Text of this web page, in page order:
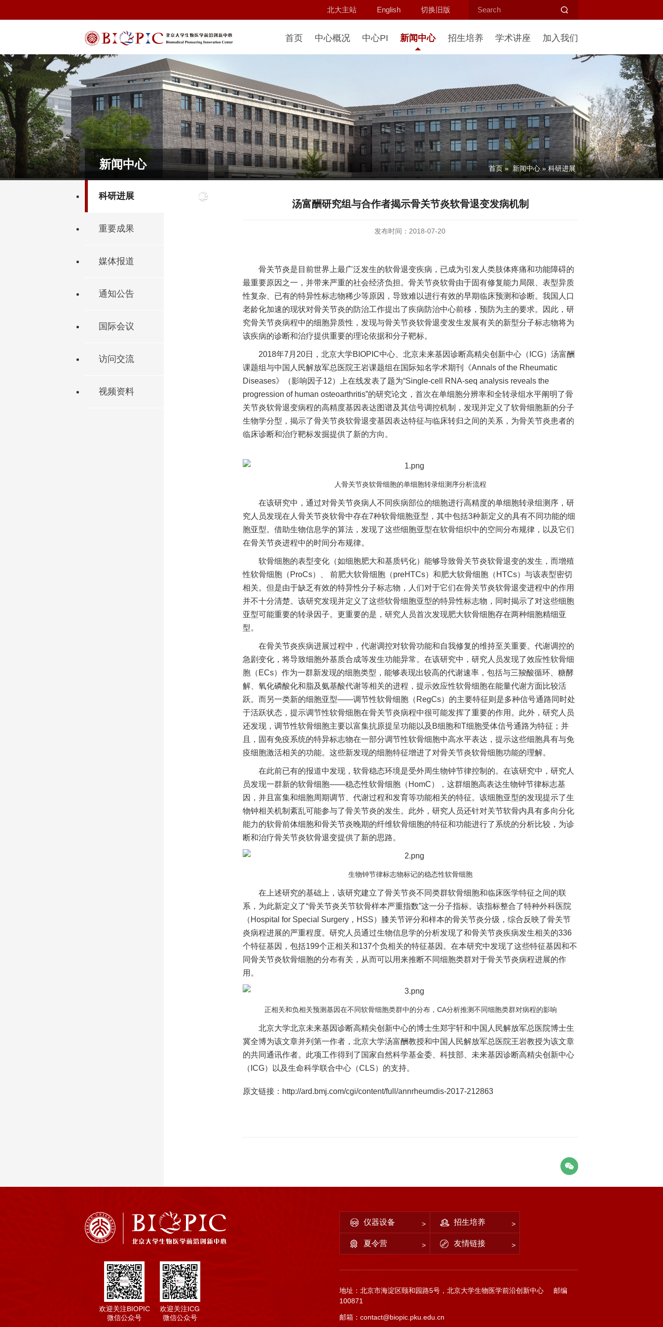
北大主站 English 切换旧版
首页 中心概况 中心PI 新闻中心 招生培养 学术讲座 加入我们
新闻中心
科研进展
重要成果
媒体报道
通知公告
国际会议
访问交流
视频资料
首页 » 新闻中心 » 科研进展
汤富酬研究组与合作者揭示骨关节炎软骨退变发病机制
发布时间：2018-07-20
骨关节炎是目前世界上最广泛发生的软骨退变疾病，已成为引发人类肢体疼痛和功能障碍的
最重要原因之一，并带来严重的社会经济负担。骨关节炎软骨由于固有修复能力局限、表型异质
性复杂、已有的特异性标志物稀少等原因，导致难以进行有效的早期临床预测和诊断。我国人口
老龄化加速的现状对骨关节炎的防治工作提出了疾病防治中心前移，预防为主的要求。因此，研
究骨关节炎病程中的细胞异质性，发现与骨关节炎软骨退变发生发展有关的新型分子标志物将为
该疾病的诊断和治疗提供重要的理论依据和分子靶标。
2018年7月20日，北京大学BIOPIC中心、北京未来基因诊断高精尖创新中心（ICG）汤富酬
课题组与中国人民解放军总医院王岩课题组在国际知名学术期刊《Annals of the Rheumatic
Diseases》（影响因子12）上在线发表了题为“Single-cell RNA-seq analysis reveals the
progression of human osteoarthritis”的研究论文，首次在单细胞分辨率和全转录组水平阐明了骨
关节炎软骨退变病程的高精度基因表达图谱及其信号调控机制，发现并定义了软骨细胞新的分子
生物学分型，揭示了骨关节炎软骨退变基因表达特征与临床转归之间的关系，为骨关节炎患者的
临床诊断和治疗靶标发掘提供了新的方向。
人骨关节炎软骨细胞的单细胞转录组测序分析流程
在该研究中，通过对骨关节炎病人不同疾病部位的细胞进行高精度的单细胞转录组测序，研
究人员发现在人骨关节炎软骨中存在7种软骨细胞亚型，其中包括3种新定义的具有不同功能的细
胞亚型。借助生物信息学的算法，发现了这些细胞亚型在软骨组织中的空间分布规律，以及它们
在骨关节炎进程中的时间分布规律。
软骨细胞的表型变化（如细胞肥大和基质钙化）能够导致骨关节炎软骨退变的发生，而增殖
性软骨细胞（ProCs）、 前肥大软骨细胞（preHTCs）和肥大软骨细胞（HTCs）与该表型密切
相关。但是由于缺乏有效的特异性分子标志物，人们对于它们在骨关节炎软骨退变进程中的作用
并不十分清楚。该研究发现并定义了这些软骨细胞亚型的特异性标志物，同时揭示了对这些细胞
亚型可能重要的转录因子。更重要的是，研究人员首次发现肥大软骨细胞存在两种细胞精细亚
型。
在骨关节炎疾病进展过程中，代谢调控对软骨功能和自我修复的维持至关重要。代谢调控的
急剧变化，将导致细胞外基质合成等发生功能异常。在该研究中，研究人员发现了效应性软骨细
胞（ECs）作为一群新发现的细胞类型，能够表现出较高的代谢速率，包括与三羧酸循环、糖酵
解、氧化磷酸化和脂及氨基酸代谢等相关的进程，提示效应性软骨细胞在能量代谢方面比较活
跃。而另一类新的细胞亚型——调节性软骨细胞（RegCs）的主要特征则是多种信号通路同时处
于活跃状态，提示调节性软骨细胞在骨关节炎病程中很可能发挥了重要的作用。此外，研究人员
还发现，调节性软骨细胞主要以富集抗原提呈功能以及B细胞和T细胞受体信号通路为特征；并
且，固有免疫系统的特异标志物在一部分调节性软骨细胞中高水平表达，提示这些细胞具有与免
疫细胞激活相关的功能。这些新发现的细胞特征增进了对骨关节炎软骨细胞功能的理解。
在此前已有的报道中发现，软骨稳态环境是受外周生物钟节律控制的。在该研究中，研究人
员发现一群新的软骨细胞——稳态性软骨细胞（HomC），这群细胞高表达生物钟节律标志基
因，并且富集和细胞周期调节、代谢过程和发育等功能相关的特征。该细胞亚型的发现提示了生
物钟相关机制紊乱可能参与了骨关节炎的发生。此外，研究人员还针对关节软骨内具有多向分化
能力的软骨前体细胞和骨关节炎晚期的纤维软骨细胞的特征和功能进行了系统的分析比较，为诊
断和治疗骨关节炎软骨退变提供了新的思路。
生物钟节律标志物标记的稳态性软骨细胞
在上述研究的基础上，该研究建立了骨关节炎不同类群软骨细胞和临床医学特征之间的联
系，为此新定义了“骨关节炎关节软骨样本严重指数”这一分子指标。该指标整合了特种外科医院
（Hospital for Special Surgery，HSS）膝关节评分和样本的骨关节炎分级，综合反映了骨关节
炎病程进展的严重程度。研究人员通过生物信息学的分析发现了和骨关节炎疾病发生相关的336
个特征基因，包括199个正相关和137个负相关的特征基因。在本研究中发现了这些特征基因和不
同骨关节炎软骨细胞的分布有关，从而可以用来推断不同细胞类群对于骨关节炎病程进展的作
用。
正相关和负相关预测基因在不同软骨细胞类群中的分布，CA分析推测不同细胞类群对病程的影响
北京大学北京未来基因诊断高精尖创新中心的博士生郑宇轩和中国人民解放军总医院博士生
冀全博为该文章并列第一作者，北京大学汤富酬教授和中国人民解放军总医院王岩教授为该文章
的共同通讯作者。此项工作得到了国家自然科学基金委、科技部、未来基因诊断高精尖创新中心
（ICG）以及生命科学联合中心（CLS）的支持。
原文链接：http://ard.bmj.com/cgi/content/full/annrheumdis-2017-212863
欢迎关注BIOPIC
微信公众号
欢迎关注ICG
微信公众号
仪器设备 招生培养
夏令营 友情链接
地址：北京市海淀区颐和园路5号，北京大学生物医学前沿创新中心
邮编
100871
邮箱：contact@biopic.pku.edu.cn